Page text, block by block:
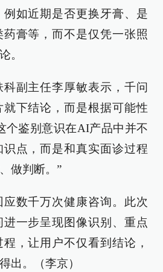
如近期是否更换牙膏、是
膏等，而不是仅凭一张照
。
副主任李厚敏表示，千问
下结论，而是根据可能性
个鉴别意识在AI产品中并不
点，而是和真实面诊过程
做判断。”
应数千万次健康咨询。此次
一步呈现图像识别、重点
，让用户不仅看到结论，
出。（李京）